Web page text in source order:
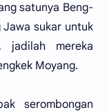
satunya Beng-
Jawa sukar untuk
jadilah mereka
Moyang.
serombongan